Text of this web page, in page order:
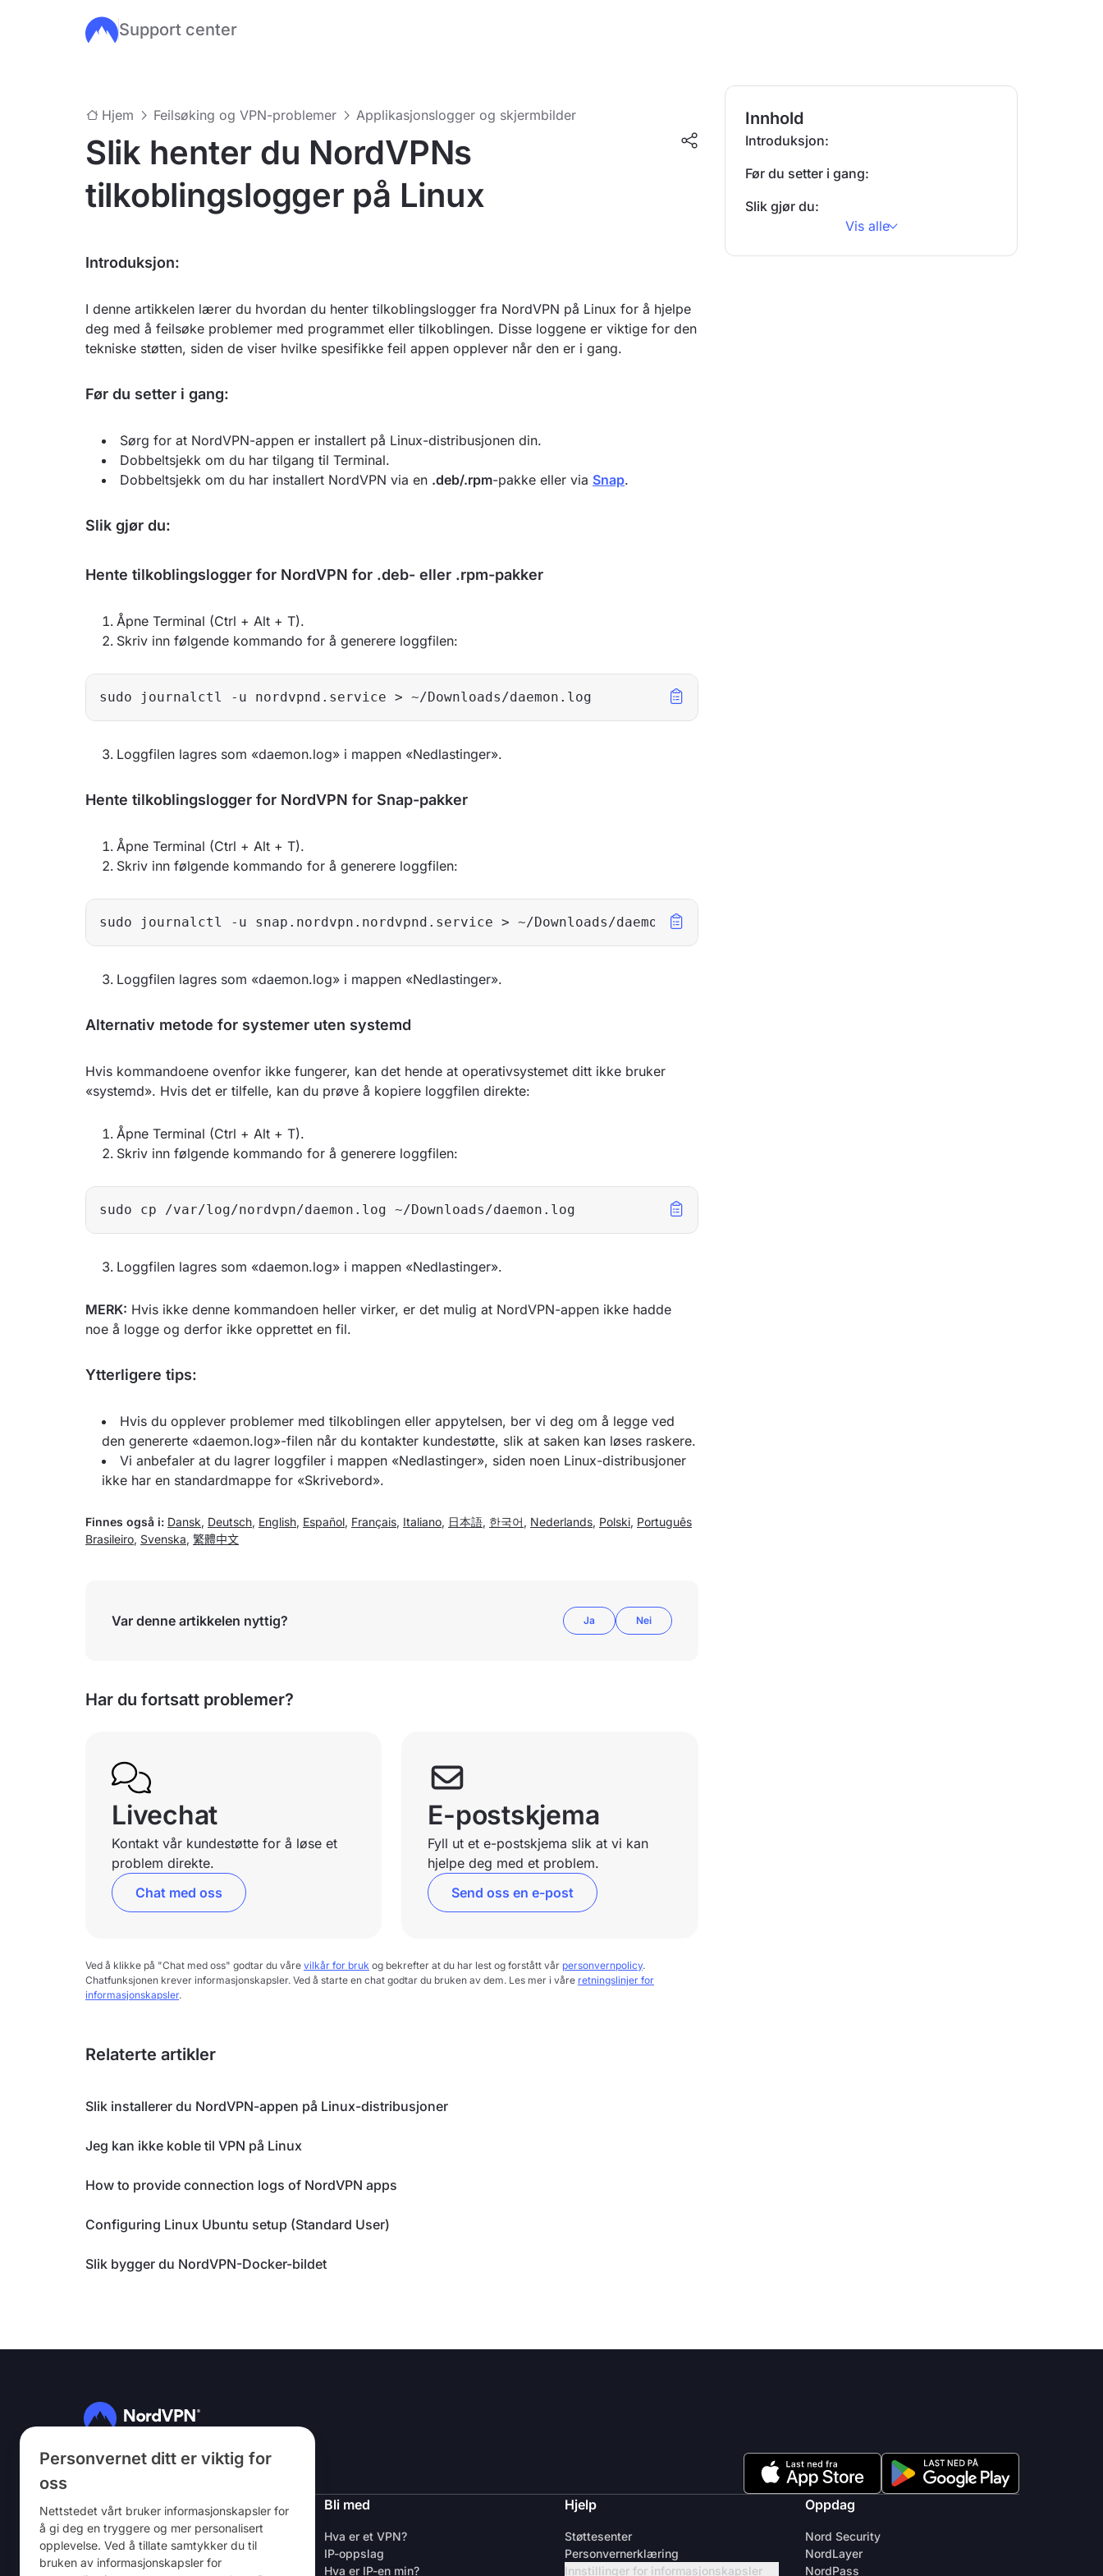
Personvernet ditt er viktig for
oss
Nettstedet vårt bruker informasjonskapsler for
å gi deg en tryggere og mer personalisert
opplevelse. Ved å tillate samtykker du til
bruken av informasjonskapsler for
Hopp til hovedinnhold
Support center
Hjem Feilsøking og VPN-problemer Applikasjonslogger og skjermbilder
Slik henter du NordVPNs
tilkoblingslogger på Linux
Introduksjon:
I denne artikkelen lærer du hvordan du henter tilkoblingslogger fra NordVPN på Linux for å hjelpe
deg med å feilsøke problemer med programmet eller tilkoblingen. Disse loggene er viktige for den
tekniske støtten, siden de viser hvilke spesifikke feil appen opplever når den er i gang.
Før du setter i gang:
Sørg for at NordVPN-appen er installert på Linux-distribusjonen din.
Dobbeltsjekk om du har tilgang til Terminal.
Dobbeltsjekk om du har installert NordVPN via en .deb/.rpm-pakke eller via Snap.
Slik gjør du:
Hente tilkoblingslogger for NordVPN for .deb- eller .rpm-pakker
Åpne Terminal (Ctrl + Alt + T).
Skriv inn følgende kommando for å generere loggfilen:
sudo journalctl -u nordvpnd.service > ~/Downloads/daemon.log
Loggfilen lagres som «daemon.log» i mappen «Nedlastinger».
Hente tilkoblingslogger for NordVPN for Snap-pakker
Åpne Terminal (Ctrl + Alt + T).
Skriv inn følgende kommando for å generere loggfilen:
sudo journalctl -u snap.nordvpn.nordvpnd.service > ~/Downloads/daemon.log
Loggfilen lagres som «daemon.log» i mappen «Nedlastinger».
Alternativ metode for systemer uten systemd
Hvis kommandoene ovenfor ikke fungerer, kan det hende at operativsystemet ditt ikke bruker
«systemd». Hvis det er tilfelle, kan du prøve å kopiere loggfilen direkte:
Åpne Terminal (Ctrl + Alt + T).
Skriv inn følgende kommando for å generere loggfilen:
sudo cp /var/log/nordvpn/daemon.log ~/Downloads/daemon.log
Loggfilen lagres som «daemon.log» i mappen «Nedlastinger».
MERK: Hvis ikke denne kommandoen heller virker, er det mulig at NordVPN-appen ikke hadde
noe å logge og derfor ikke opprettet en fil.
Ytterligere tips:
Hvis du opplever problemer med tilkoblingen eller appytelsen, ber vi deg om å legge ved
den genererte «daemon.log»-filen når du kontakter kundestøtte, slik at saken kan løses raskere.
Vi anbefaler at du lagrer loggfiler i mappen «Nedlastinger», siden noen Linux-distribusjoner
ikke har en standardmappe for «Skrivebord».
Finnes også i: Dansk, Deutsch, English, Español, Français, Italiano, 日本語, 한국어 , Nederlands, Polski, Português
Brasileiro, Svenska, 繁體中文
Var denne artikkelen nyttig? Ja Nei
Har du fortsatt problemer?
Livechat
Kontakt vår kundestøtte for å løse et
problem direkte.
Chat med oss
E-postskjema
Fyll ut et e-postskjema slik at vi kan
hjelpe deg med et problem.
Send oss en e-post
Ved å klikke på "Chat med oss" godtar du våre vilkår for bruk og bekrefter at du har lest og forstått vår personvernpolicy.
Chatfunksjonen krever informasjonskapsler. Ved å starte en chat godtar du bruken av dem. Les mer i våre retningslinjer for
informasjonskapsler.
Relaterte artikler
Slik installerer du NordVPN-appen på Linux-distribusjoner
Jeg kan ikke koble til VPN på Linux
How to provide connection logs of NordVPN apps
Configuring Linux Ubuntu setup (Standard User)
Slik bygger du NordVPN-Docker-bildet
Innhold
Introduksjon:
Før du setter i gang:
Slik gjør du:
Vis alle
Følg oss
NordVPN
Om oss
Karriere
VPN – kostnadsfri prøveversjon
Bli med
Hva er et VPN?
IP-oppslag
Hva er IP-en min?
Hjelp
Støttesenter
Personvernerklæring
Innstillinger for informasjonskapsler
Oppdag
Nord Security
NordLayer
NordPass